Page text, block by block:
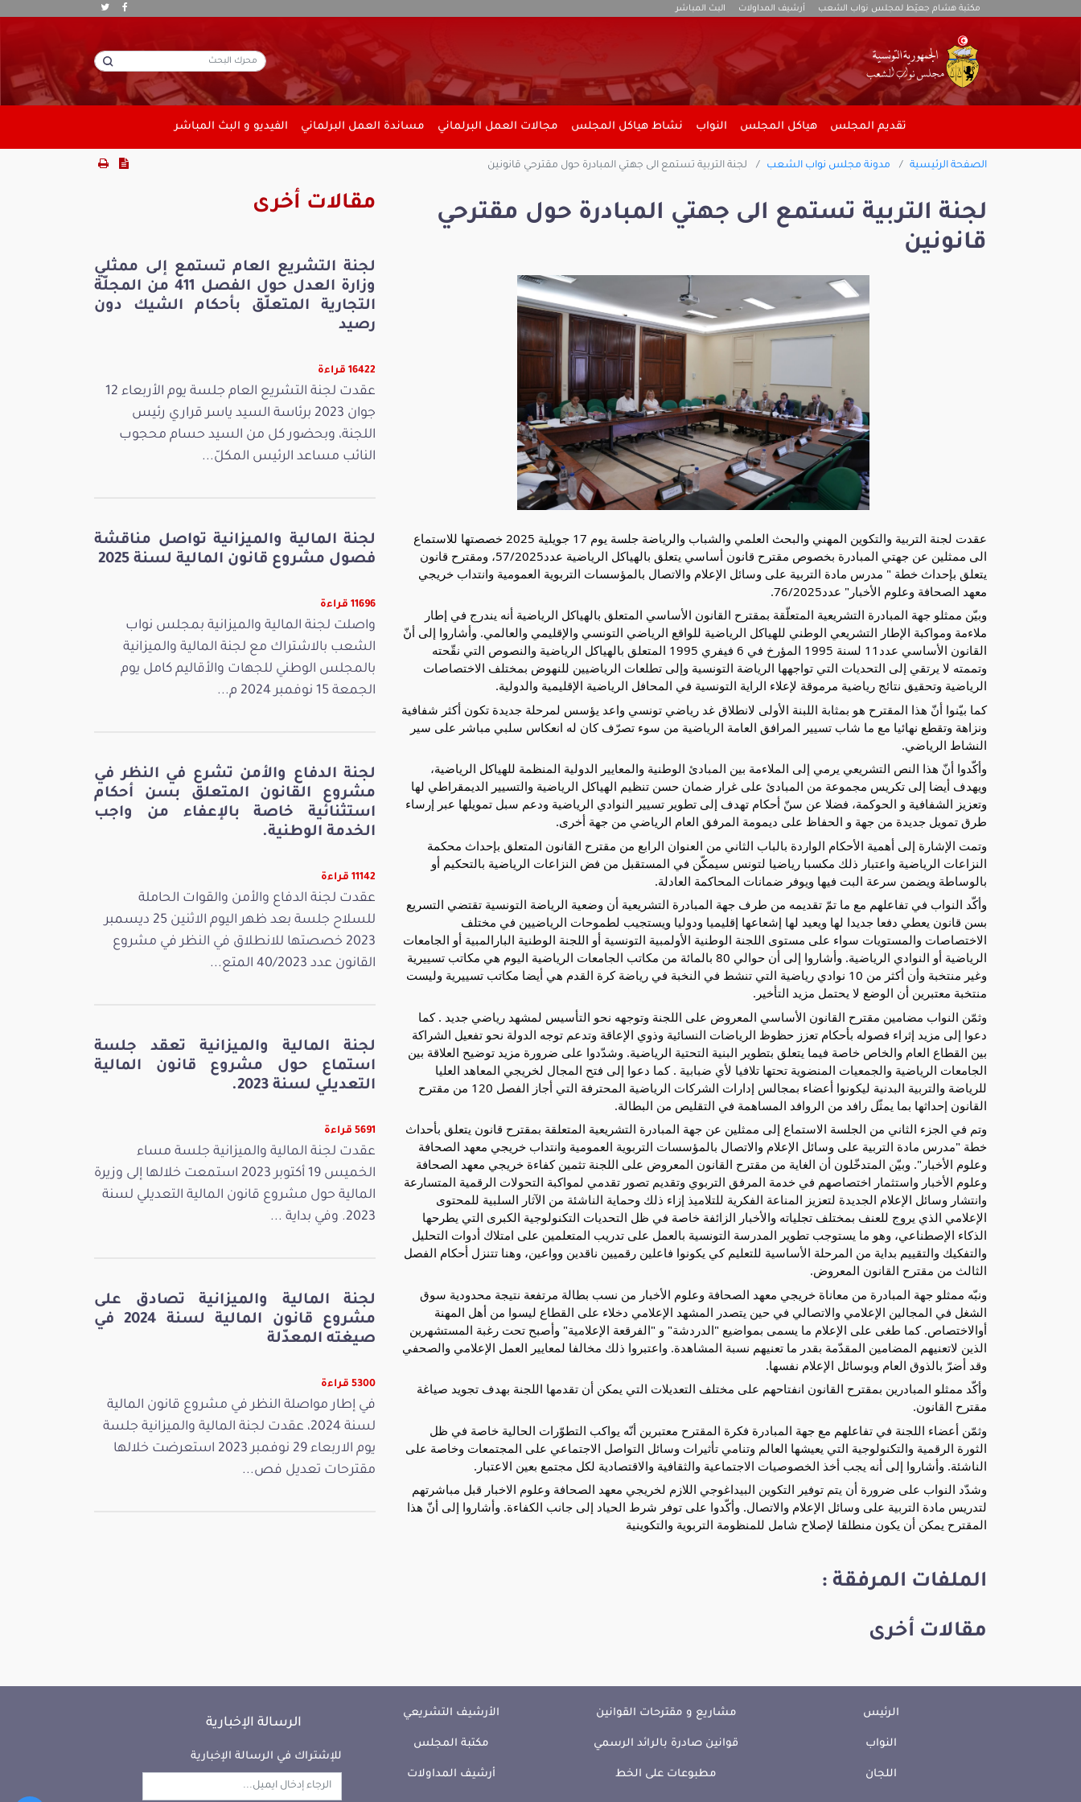
مكتبة هشام جعيّط لمجلس نواب الشعب أرشيف المداولات البث المباشر
تقديم المجلس هياكل المجلس النواب نشاط هياكل المجلس مجالات العمل البرلماني مساندة العمل البرلماني الفيديو و البث المباشر
الصفحة الرئيسية مدونة مجلس نواب الشعب لجنة التربية تستمع الى جهتي المبادرة حول مقترحي قانونين
لجنة التربية تستمع الى جهتي المبادرة حول مقترحي
قانونين
عقدت لجنة التربية والتكوين المهني والبحث العلمي والشباب والرياضة جلسة يوم 17 جويلية 2025 خصصتها للاستماع
الى ممثلين عن جهتي المبادرة بخصوص مقترح قانون أساسي يتعلق بالهياكل الرياضية عدد57/2025، ومقترح قانون
يتعلق بإحداث خطة " مدرس مادة التربية على وسائل الإعلام والاتصال بالمؤسسات التربوية العمومية وانتداب خريجي
معهد الصحافة وعلوم الأخبار" عدد76/2025.
وبيّن ممثلو جهة المبادرة التشريعية المتعلّقة بمقترح القانون الأساسي المتعلق بالهياكل الرياضية أنه يندرج في إطار
ملاءمة ومواكبة الإطار التشريعي الوطني للهياكل الرياضية للواقع الرياضي التونسي والإقليمي والعالمي. وأشاروا إلى أنّ
القانون الأساسي عدد11 لسنة 1995 المؤرخ في 6 فيفري 1995 المتعلق بالهياكل الرياضية والنصوص التي نقّحته
وتممته لا يرتقي إلى التحديات التي تواجهها الرياضة التونسية وإلى تطلعات الرياضيين للنهوض بمختلف الاختصاصات
الرياضية وتحقيق نتائج رياضية مرموقة لإعلاء الراية التونسية في المحافل الرياضية الإقليمية والدولية.
كما بيّنوا أنّ هذا المقترح هو بمثابة اللبنة الأولى لانطلاق غد رياضي تونسي واعد يؤسس لمرحلة جديدة تكون أكثر شفافية
ونزاهة وتقطع نهائيا مع ما شاب تسيير المرافق العامة الرياضية من سوء تصرّف كان له انعكاس سلبي مباشر على سير
النشاط الرياضي.
وأكّدوا أنّ هذا النص التشريعي يرمي إلى الملاءمة بين المبادئ الوطنية والمعايير الدولية المنظمة للهياكل الرياضية،
ويهدف أيضا إلى تكريس مجموعة من المبادئ على غرار ضمان حسن تنظيم الهياكل الرياضية والتسيير الديمقراطي لها
وتعزيز الشفافية و الحوكمة، فضلا عن سنّ أحكام تهدف إلى تطوير تسيير النوادي الرياضية ودعم سبل تمويلها عبر إرساء
طرق تمويل جديدة من جهة و الحفاظ على ديمومة المرفق العام الرياضي من جهة أخرى.
وتمت الإشارة إلى أهمية الأحكام الواردة بالباب الثاني من العنوان الرابع من مقترح القانون المتعلق بإحداث محكمة
النزاعات الرياضية واعتبار ذلك مكسبا رياضيا لتونس سيمكّن في المستقبل من فض النزاعات الرياضية بالتحكيم أو
بالوساطة ويضمن سرعة البت فيها ويوفر ضمانات المحاكمة العادلة.
وأكّد النواب في تفاعلهم مع ما تمّ تقديمه من طرف جهة المبادرة التشريعية أن وضعية الرياضة التونسية تقتضي التسريع
بسن قانون يعطي دفعا جديدا لها ويعيد لها إشعاعها إقليميا ودوليا ويستجيب لطموحات الرياضيين في مختلف
الاختصاصات والمستويات سواء على مستوى اللجنة الوطنية الأولمبية التونسية أو اللجنة الوطنية البارالمبية أو الجامعات
الرياضية أو النوادي الرياضية. وأشاروا إلى أن حوالي 80 بالمائة من مكاتب الجامعات الرياضية اليوم هي مكاتب تسييرية
وغير منتخبة وأن أكثر من 10 نوادي رياضية التي تنشط في النخبة في رياضة كرة القدم هي أيضا مكاتب تسييرية وليست
منتخبة معتبرين أن الوضع لا يحتمل مزيد التأخير.
وثمّن النواب مضامين مقترح القانون الأساسي المعروض على اللجنة وتوجهه نحو التأسيس لمشهد رياضي جديد . كما
دعوا إلى مزيد إثراء فصوله بأحكام تعزز حظوظ الرياضات النسائية وذوي الإعاقة وتدعم توجه الدولة نحو تفعيل الشراكة
بين القطاع العام والخاص خاصة فيما يتعلق بتطوير البنية التحتية الرياضية. وشدّدوا على ضرورة مزيد توضيح العلاقة بين
الجامعات الرياضية والجمعيات المنضوية تحتها تلافيا لأي ضبابية . كما دعوا إلى فتح المجال لخريجي المعاهد العليا
للرياضة والتربية البدنية ليكونوا أعضاء بمجالس إدارات الشركات الرياضية المحترفة التي أجاز الفصل 120 من مقترح
القانون إحداثها بما يمثّل رافد من الروافد المساهمة في التقليص من البطالة.
وتم في الجزء الثاني من الجلسة الاستماع إلى ممثلين عن جهة المبادرة التشريعية المتعلقة بمقترح قانون يتعلق بأحداث
خطة "مدرس مادة التربية على وسائل الإعلام والاتصال بالمؤسسات التربوية العمومية وانتداب خريجي معهد الصحافة
وعلوم الأخبار". وبيّن المتدخّلون أن الغاية من مقترح القانون المعروض على اللجنة تثمين كفاءة خريجي معهد الصحافة
وعلوم الأخبار واستثمار اختصاصهم في خدمة المرفق التربوي وتقديم تصور تقدمي لمواكبة التحولات الرقمية المتسارعة
وانتشار وسائل الإعلام الجديدة لتعزيز المناعة الفكرية للتلاميذ إزاء ذلك وحماية الناشئة من الآثار السلبية للمحتوى
الإعلامي الذي يروج للعنف بمختلف تجلياته والأخبار الزائفة خاصة في ظل التحديات التكنولوجية الكبرى التي يطرحها
الذكاء الإصطناعي، وهو ما يستوجب تطوير المدرسة التونسية بالعمل على تدريب المتعلمين على امتلاك أدوات التحليل
والتفكيك والتقييم بداية من المرحلة الأساسية للتعليم كي يكونوا فاعلين رقميين ناقدين وواعين، وهنا تتنزل أحكام الفصل
الثالث من مقترح القانون المعروض.
ونبّه ممثلو جهة المبادرة من معاناة خريجي معهد الصحافة وعلوم الأخبار من نسب بطالة مرتفعة نتيجة محدودية سوق
الشغل في المجالين الإعلامي والاتصالي في حين يتصدر المشهد الإعلامي دخلاء على القطاع ليسوا من أهل المهنة
أوالاختصاص. كما طغى على الإعلام ما يسمى بمواضيع "الدردشة" و "الفرقعة الإعلامية" وأصبح تحت رغبة المستشهرين
الذين لاتعنيهم المضامين المقدّمة بقدر ما تعنيهم نسبة المشاهدة. واعتبروا ذلك مخالفا لمعايير العمل الإعلامي والصحفي
وقد أضرّ بالذوق العام وبوسائل الإعلام نفسها.
وأكّد ممثلو المبادرين بمقترح القانون انفتاحهم على مختلف التعديلات التي يمكن أن تقدمها اللجنة بهدف تجويد صياغة
مقترح القانون.
وثمّن أعضاء اللجنة في تفاعلهم مع جهة المبادرة فكرة المقترح معتبرين أنّه يواكب التطوّرات الحالية خاصة في ظل
الثورة الرقمية والتكنولوجية التي يعيشها العالم وتنامي تأثيرات وسائل التواصل الاجتماعي على المجتمعات وخاصة على
الناشئة. وأشاروا إلى أنه يجب أخذ الخصوصيات الاجتماعية والثقافية والاقتصادية لكل مجتمع بعين الاعتبار.
وشدّد النواب على ضرورة أن يتم توفير التكوين البيداغوجي اللازم لخريجي معهد الصحافة وعلوم الاخبار قبل مباشرتهم
لتدريس مادة التربية على وسائل الإعلام والاتصال. وأكّدوا على توفر شرط الحياد إلى جانب الكفاءة. وأشاروا إلى أنّ هذا
المقترح يمكن أن يكون منطلقا لإصلاح شامل للمنظومة التربوية والتكوينية
الملفات المرفقة :
مقالات أخرى
مقالات أخرى
لجنة التشريع العام تستمع إلى ممثلي
وزارة العدل حول الفصل 411 من المجلّة
التجارية المتعلّق بأحكام الشيك دون
رصيد
16422 قراءة
عقدت لجنة التشريع العام جلسة يوم الأربعاء 12
جوان 2023 برئاسة السيد ياسر قراري رئيس
اللجنة، وبحضور كل من السيد حسام محجوب
النائب مساعد الرئيس المكلّ...
لجنة المالية والميزانية تواصل مناقشة
فصول مشروع قانون المالية لسنة 2025
11696 قراءة
واصلت لجنة المالية والميزانية بمجلس نواب
الشعب بالاشتراك مع لجنة المالية والميزانية
بالمجلس الوطني للجهات والأقاليم كامل يوم
الجمعة 15 نوفمبر 2024 م...
لجنة الدفاع والأمن تشرع في النظر في
مشروع القانون المتعلق بسن أحكام
استثنائية خاصة بالإعفاء من واجب
الخدمة الوطنية.
11142 قراءة
عقدت لجنة الدفاع والأمن والقوات الحاملة
للسلاح جلسة بعد ظهر اليوم الاثنين 25 ديسمبر
2023 خصصتها للانطلاق في النظر في مشروع
القانون عدد 40/2023 المتع...
لجنة المالية والميزانية تعقد جلسة
استماع حول مشروع قانون المالية
التعديلي لسنة 2023.
5691 قراءة
عقدت لجنة المالية والميزانية جلسة مساء
الخميس 19 أكتوبر 2023 استمعت خلالها إلى وزيرة
المالية حول مشروع قانون المالية التعديلي لسنة
2023. وفي بداية ...
لجنة المالية والميزانية تصادق على
مشروع قانون المالية لسنة 2024 في
صيغته المعدّلة
5300 قراءة
في إطار مواصلة النظر في مشروع قانون المالية
لسنة 2024، عقدت لجنة المالية والميزانية جلسة
يوم الاربعاء 29 نوفمبر 2023 استعرضت خلالها
مقترحات تعديل فص...
الرئيس
النواب
اللجان
مشاريع و مقترحات القوانين
قوانين صادرة بالرائد الرسمي
مطبوعات على الخط
الأرشيف التشريعي
مكتبة المجلس
أرشيف المداولات
الرسالة الإخبارية
للإشتراك في الرسالة الإخبارية